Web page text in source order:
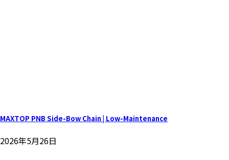
MAXTOP PNB Side-Bow Chain | Low-Maintenance
2026年5月26日